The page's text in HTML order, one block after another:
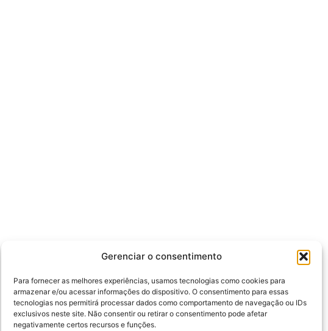
Gerenciar o consentimento
Para fornecer as melhores experiências, usamos tecnologias como cookies para
armazenar e/ou acessar informações do dispositivo. O consentimento para essas
tecnologias nos permitirá processar dados como comportamento de navegação ou IDs
exclusivos neste site. Não consentir ou retirar o consentimento pode afetar
negativamente certos recursos e funções.